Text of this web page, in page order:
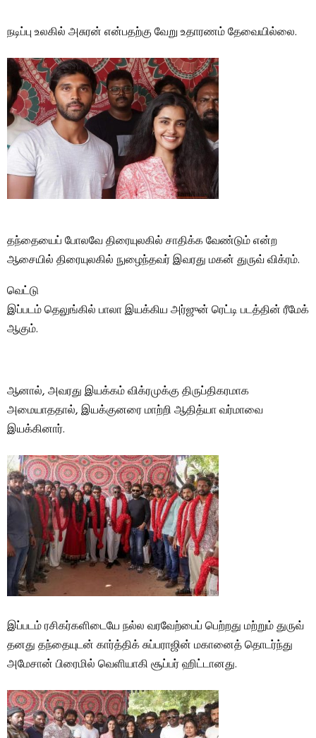
நடிப்பு உலகில் அசுரன் என்பதற்கு வேறு உதாரணம் தேவையில்லை.
தந்தையைப் போலவே திரையுலகில் சாதிக்க வேண்டும் என்ற
ஆசையில் திரையுலகில் நுழைந்தவர் இவரது மகன் துருவ் விக்ரம்.
வெட்டு
இப்படம் தெலுங்கில் பாலா இயக்கிய அர்ஜுன் ரெட்டி படத்தின் ரீமேக்
ஆகும்.
ஆனால், அவரது இயக்கம் விக்ரமுக்கு திருப்திகரமாக
அமையாததால், இயக்குனரை மாற்றி ஆதித்யா வர்மாவை
இயக்கினார்.
இப்படம் ரசிகர்களிடையே நல்ல வரவேற்பைப் பெற்றது மற்றும் துருவ்
தனது தந்தையுடன் கார்த்திக் சுப்பராஜின் மகானைத் தொடர்ந்து
அமேசான் பிரைமில் வெளியாகி சூப்பர் ஹிட்டானது.